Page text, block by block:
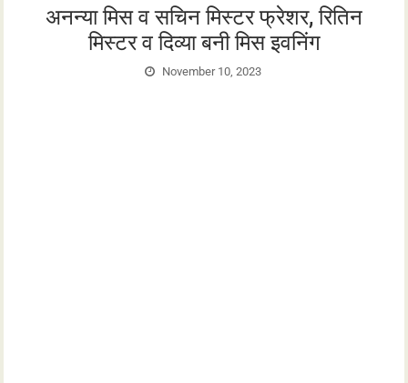
अनन्या मिस व सचिन मिस्टर फ्रेशर, रितिन
मिस्टर व दिव्या बनी मिस इवनिंग
November 10, 2023